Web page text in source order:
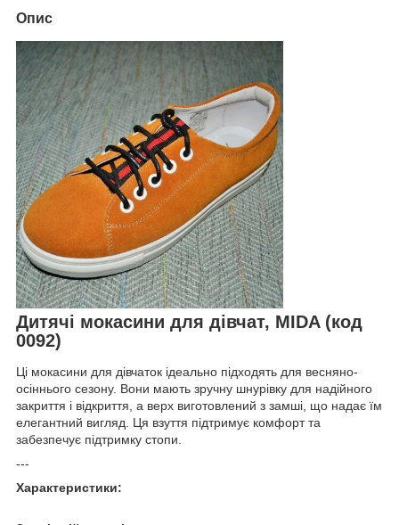
Опис
Дитячі мокасини для дівчат, MIDA (код
0092)
Ці мокасини для дівчаток ідеально підходять для весняно-
осіннього сезону. Вони мають зручну шнурівку для надійного
закриття і відкриття, а верх виготовлений з замші, що надає їм
елегантний вигляд. Ця взуття підтримує комфорт та
забезпечує підтримку стопи.
---
Характеристики: